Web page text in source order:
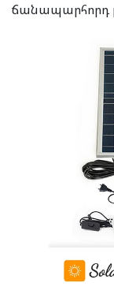
ճանապարհորդ